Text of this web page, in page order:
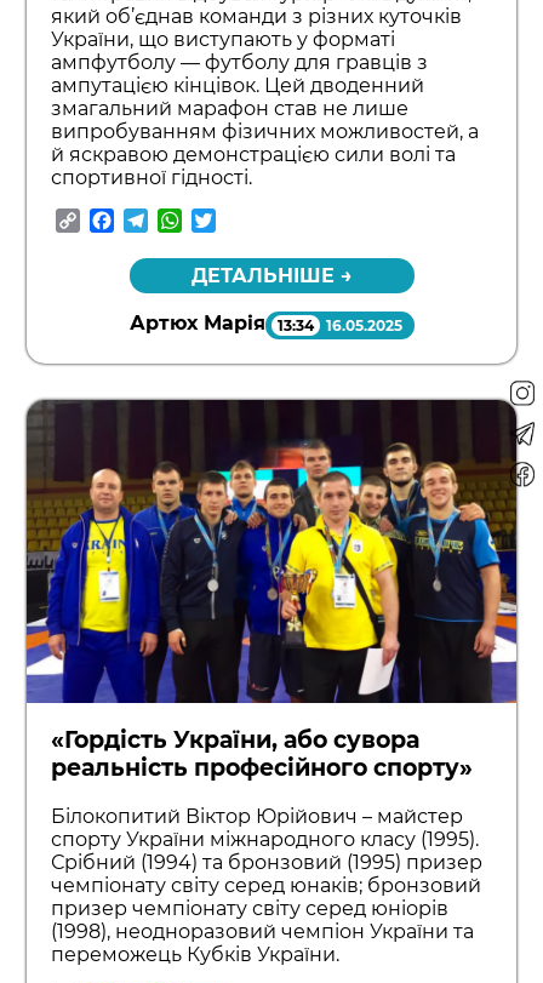
який об’єднав команди з різних куточків
України, що виступають у форматі
ампфутболу — футболу для гравців з
ампутацією кінцівок. Цей дводенний
змагальний марафон став не лише
випробуванням фізичних можливостей, а
й яскравою демонстрацією сили волі та
спортивної гідності.
CopyFacebook
TelegramWhatsApp
ДЕТАЛЬНІШЕ →
Артюх Марія 13:34 16.05.2025
«Гордість України, або сувора
реальність професійного спорту»
Білокопитий Віктор Юрійович – майстер
спорту України міжнародного класу (1995).
Срібний (1994) та бронзовий (1995) призер
чемпіонату світу серед юнаків; бронзовий
призер чемпіонату світу серед юніорів
(1998), неодноразовий чемпіон України та
переможець Кубків України.